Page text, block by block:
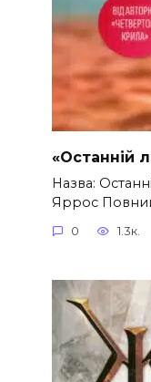
«Останній
Назва:
Яррос
0 1.3к.